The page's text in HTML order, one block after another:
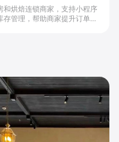
和烘焙连锁商家，支持小程序
管理，帮助商家提升订单转